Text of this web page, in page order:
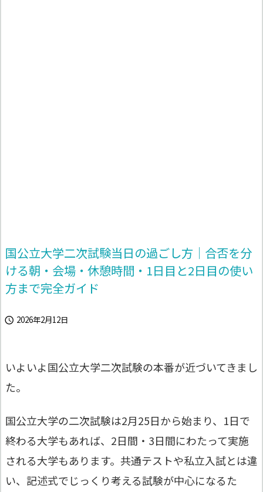
国公立大学二次試験当日の過ごし方｜合否を分
ける朝・会場・休憩時間・1日目と2日目の使い
方まで完全ガイド
 2026年2月12日
いよいよ国公立大学二次試験の本番が近づいてきまし
た。
国公立大学の二次試験は2月25日から始まり、1日で
終わる大学もあれば、2日間・3日間にわたって実施
される大学もあります。共通テストや私立入試とは違
い、記述式でじっくり考える試験が中心になるた